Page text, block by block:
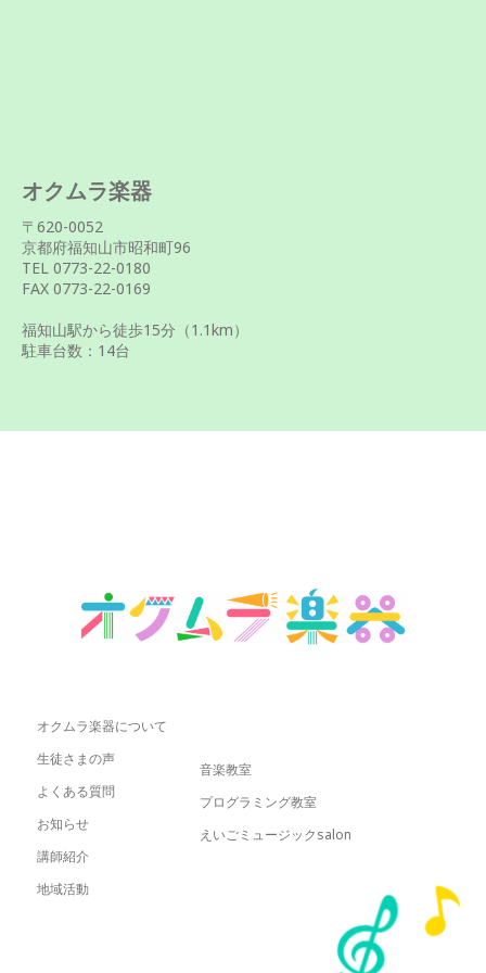
オクムラ楽器
〒620-0052
京都府福知山市昭和町96
TEL 0773-22-0180
FAX 0773-22-0169
福知山駅から徒歩15分（1.1km）
駐車台数：14台
オクムラ楽器について
生徒さまの声
よくある質問
お知らせ
講師紹介
地域活動
音楽教室
プログラミング教室
えいごミュージックsalon